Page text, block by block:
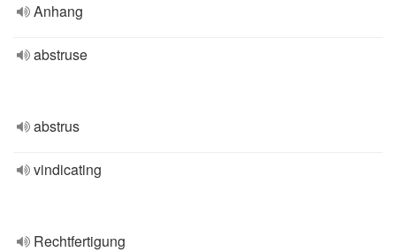
Anhang
abstruse
abstrus
vindicating
Rechtfertigung